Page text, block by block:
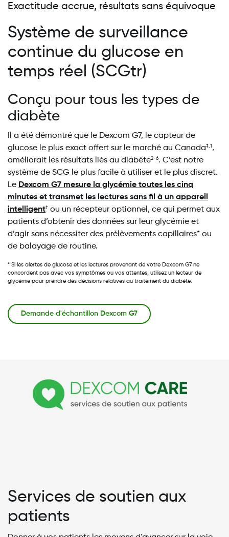
Exactitude accrue, résultats sans équivoque
Système de surveillance
continue du glucose en
temps réel (SCGtr)
Conçu pour tous les types de
diabète
Il a été démontré que le Dexcom G7, le capteur de
glucose le plus exact offert sur le marché au Canada‡,1 ,
améliorait les résultats liés au diabète2-6. C’est notre
système de SCG le plus facile à utiliser et le plus discret.
Le Dexcom G7 mesure la glycémie toutes les cinq
minutes et transmet les lectures sans fil à un appareil
intelligent† ou un récepteur optionnel, ce qui permet aux
patients d’obtenir des données sur leur glycémie et
d’agir sans nécessiter des prélèvements capillaires* ou
de balayage de routine.
* Si les alertes de glucose et les lectures provenant de votre Dexcom G7 ne
concordent pas avec vos symptômes ou vos attentes, utilisez un lecteur de
glycémie pour prendre des décisions relatives au traitement du diabète.
Demande d'échantillon Dexcom G7
Services de soutien aux
patients